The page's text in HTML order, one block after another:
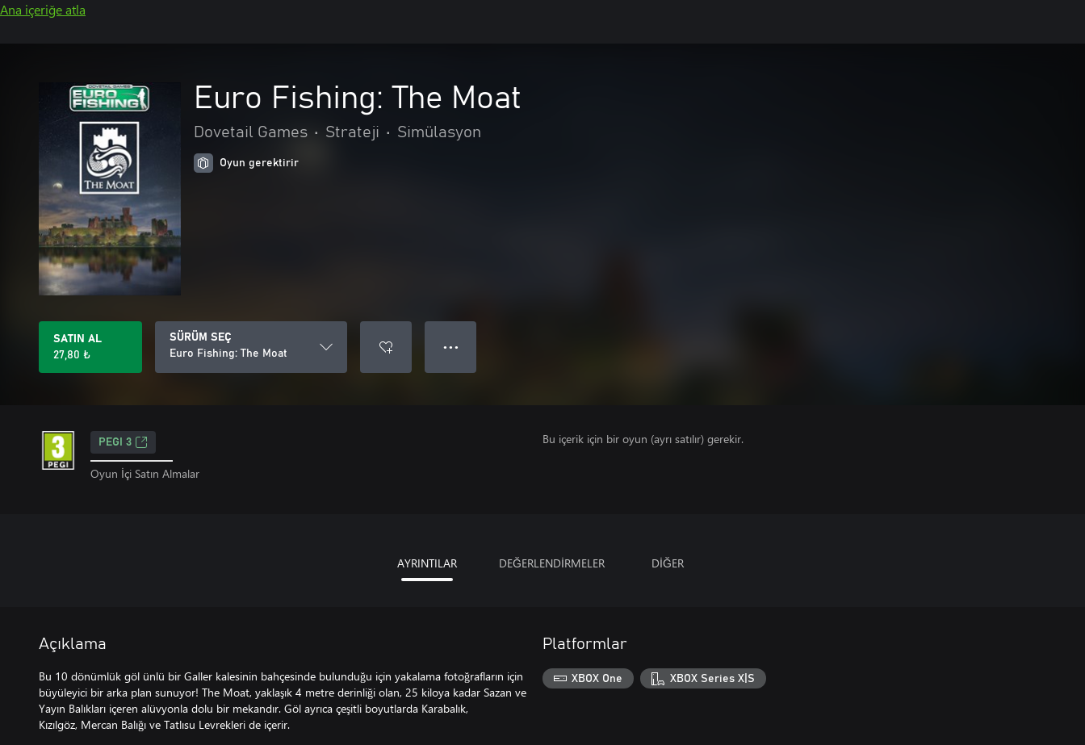
Ana içeriğe atla
Euro Fishing: The Moat
Dovetail Games • Strateji • Simülasyon
Oyun gerektirir
SATIN AL
27,80 ₺
SÜRÜM SEÇ
Euro Fishing: The Moat
● ● ●
PEGI 3
Oyun İçi Satın Almalar
Bu içerik için bir oyun (ayrı satılır) gerekir.
AYRINTILAR DEĞERLENDİRMELER DİĞER
Açıklama
Bu 10 dönümlük göl ünlü bir Galler kalesinin bahçesinde bulunduğu için yakalama fotoğrafların için
büyüleyici bir arka plan sunuyor! The Moat, yaklaşık 4 metre derinliği olan, 25 kiloya kadar Sazan ve
Yayın Balıkları içeren alüvyonla dolu bir mekandır. Göl ayrıca çeşitli boyutlarda Karabalık,
Kızılgöz, Mercan Balığı ve Tatlısu Levrekleri de içerir.
Platformlar
XBOX One XBOX Series X|S